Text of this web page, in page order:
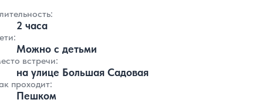
2 часа
Можно с детьми
встречи:
на улице Большая Садовая
проходит:
Пешком